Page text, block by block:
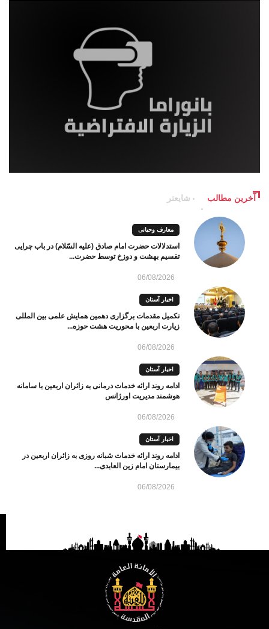
آخرین مطالب شایعتر
معارف وحیانی
استدلالات حضرت امام صادق (علیه السّلام) در باب چرایی
تقسیم بهشت و دوزخ توسط حضرت...
06/08/2026
اخبار آستان
تکمیل مقدمات برگزاری دهمین همایش علمی بین المللی
زیارت اربعین با محوریت هشت حوزه...
06/08/2026
اخبار آستان
ادامه روند ارائه خدمات درمانی به زائران اربعین با سامانه
هوشمند مدیریت اورژانس
06/08/2026
اخبار آستان
ادامه روند ارائه خدمات شبانه روزی به زائران اربعین در
بیمارستان امام زین العابدی...
06/08/2026